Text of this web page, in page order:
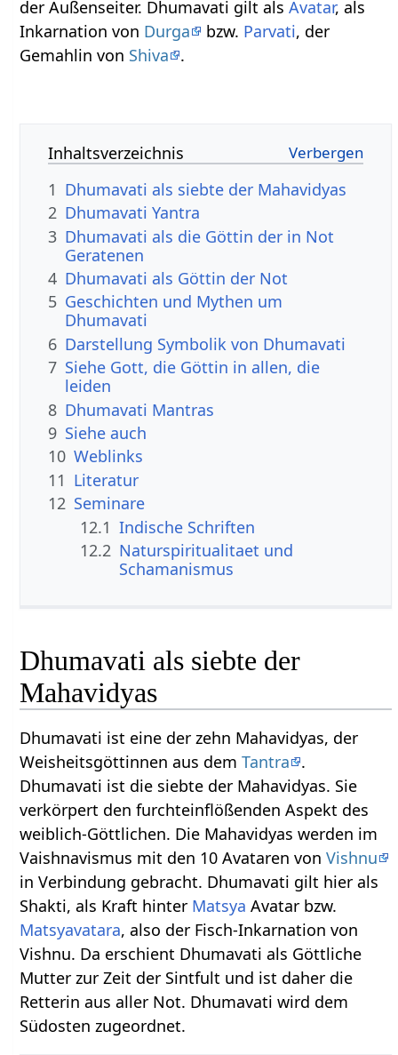
der Außenseiter. Dhumavati gilt alsAvatar, als
Inkarnation von Durga bzw. Parvati, der
Gemahlin von Shiva .
Inhaltsverzeichnis
1 Dhumavati als siebte der Mahavidyas
2 Dhumavati Yantra
3 Dhumavati als die Göttin der in Not
Geratenen
4 Dhumavati als Göttin der Not
5 Geschichten und Mythen um
Dhumavati
6 Darstellung Symbolik von Dhumavati
7 Siehe Gott, die Göttin in allen, die
leiden
8 Dhumavati Mantras
9 Siehe auch
10 Weblinks
11 Literatur
12 Seminare
12.1 Indische Schriften
12.2 Naturspiritualitaet und
Schamanismus
Dhumavati als siebte der
Mahavidyas
Dhumavati ist eine der zehn Mahavidyas, der
Weisheitsgöttinnen aus demTantra
.
Dhumavati ist die siebte der Mahavidyas. Sie
verkörpert den furchteinflößenden Aspekt des
weiblich-Göttlichen. Die Mahavidyas werden im
Vaishnavismus mit den 10 Avataren vonVishnu
in Verbindung gebracht. Dhumavati gilt hier als
Shakti, als Kraft hinter Matsya Avatar bzw.
Matsyavatara, also der Fisch-Inkarnation von
Vishnu. Da erschient Dhumavati als Göttliche
Mutter zur Zeit der Sintfult und ist daher die
Retterin aus aller Not. Dhumavati wird dem
Südosten zugeordnet.